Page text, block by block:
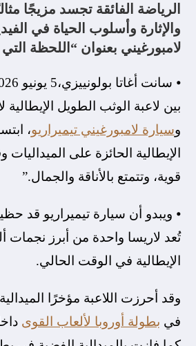
الرياضة الفائقة تجسد مزيجًا
والإثارة وأسلوب الحياة في
لامبورغيني بعنوان “اللحظة
بين لاعبة الوثب الطويل الإيطالية
وسيارة لامبورغيني تيميراريو،
الإيطالية الحائزة على الميداليات
قوية، وتتمتع بالأناقة والجمال.”
⦁ ويبدو أن سيارة تيميراريو قد
تُعد لاريسا واحدة من أبرز نجمات
الإيطالية في الوقت الحالي.
وقد أحرزت اللاعبة مؤخرًا الميدالية
في بطولة أوروبا لألعاب القوى